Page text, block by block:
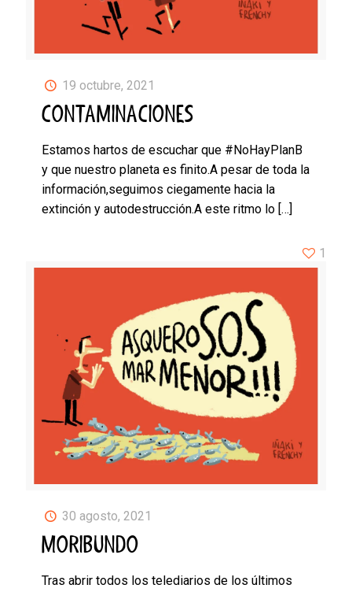
19 octubre, 2021
CONTAMINACIONES
Estamos hartos de escuchar que #NoHayPlanB
y que nuestro planeta es finito.A pesar de toda la
información,seguimos ciegamente hacia la
extinción y autodestrucción.A este ritmo lo […]
30 agosto, 2021
MORIBUNDO
Tras abrir todos los telediarios de los últimos
1